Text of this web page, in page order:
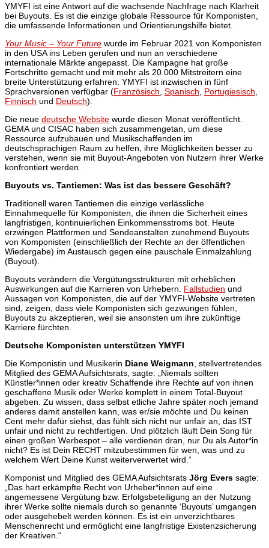
YMYFI ist eine Antwort auf die wachsende Nachfrage nach Klarheit
bei Buyouts. Es ist die einzige globale Ressource für Komponisten,
die umfassende Informationen und Orientierungshilfe bietet.
Your Music – Your Future wurde im Februar 2021 von Komponisten
in den USA ins Leben gerufen und nun an verschiedene
internationale Märkte angepasst. Die Kampagne hat große
Fortschritte gemacht und mit mehr als 20.000 Mitstreitern eine
breite Unterstützung erfahren. YMYFI ist inzwischen in fünf
Sprachversionen verfügbar (Französisch Spanisch Portugiesisch
Finnisch und Deutsch).
Die neue deutsche Website wurde diesen Monat veröffentlicht.
GEMA und CISAC haben sich zusammengetan, um diese
Ressource aufzubauen und Musikschaffenden im
deutschsprachigen Raum zu helfen, ihre Möglichkeiten besser zu
verstehen, wenn sie mit Buyout-Angeboten von Nutzern ihrer Werke
konfrontiert werden.
Buyouts vs. Tantiemen: Was ist das bessere Geschäft?
Traditionell waren Tantiemen die einzige verlässliche
Einnahmequelle für Komponisten, die ihnen die Sicherheit eines
langfristigen, kontinuierlichen Einkommensstroms bot. Heute
erzwingen Plattformen und Sendeanstalten zunehmend Buyouts
von Komponisten (einschließlich der Rechte an der öffentlichen
Wiedergabe) im Austausch gegen eine pauschale Einmalzahlung
(Buyout).
Buyouts verändern die Vergütungsstrukturen mit erheblichen
Auswirkungen auf die Karrieren von Urhebern. Fallstudien und
Aussagen von Komponisten, die auf der YMYFI-Website vertreten
sind, zeigen, dass viele Komponisten sich gezwungen fühlen,
Buyouts zu akzeptieren, weil sie ansonsten um ihre zukünftige
Karriere fürchten.
Deutsche Komponisten unterstützen YMYFI
Die Komponistin und Musikerin Diane Weigmann , stellvertretendes
Mitglied des GEMA Aufsichtsrats, sagte: „Niemals sollten
Künstler*innen oder kreativ Schaffende ihre Rechte auf von ihnen
geschaffene Musik oder Werke komplett in einem Total-Buyout
abgeben. Zu wissen, dass selbst etliche Jahre später noch jemand
anderes damit anstellen kann, was er/sie möchte und Du keinen
Cent mehr dafür siehst, das fühlt sich nicht nur unfair an, das IST
unfair und nicht zu rechtfertigen. Und plötzlich läuft Dein Song für
einen großen Werbespot – alle verdienen dran, nur Du als Autor*in
nicht? Es ist Dein RECHT mitzubestimmen für wen, was und zu
welchem Wert Deine Kunst weiterverwertet wird.“
Komponist und Mitglied des GEMA Aufsichtsrats Jörg Evers sagte:
„Das hart erkämpfte Recht von Urheber*innen auf eine
angemessene Vergütung bzw. Erfolgsbeteiligung an der Nutzung
ihrer Werke sollte niemals durch so genannte ‘Buyouts’ umgangen
oder ausgehebelt werden können. Es ist ein unverzichtbares
Menschenrecht und ermöglicht eine langfristige Existenzsicherung
der Kreativen.“